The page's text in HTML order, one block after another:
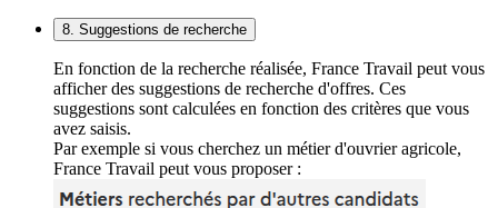
8. Suggestions de recherche
En fonction de la recherche réalisée, France Travail peut vous
afficher des suggestions de recherche d'offres. Ces
suggestions sont calculées en fonction des critères que vous
avez saisis.
Par exemple si vous cherchez un métier d'ouvrier agricole,
France Travail peut vous proposer :